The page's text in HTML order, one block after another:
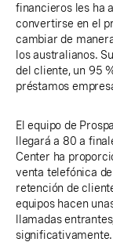
financieros les ha
convertirse en el
cambiar de
los australianos.
del cliente, un 95
préstamos
El equipo de
llegará a 80 a
Center ha
venta telefónica
retención de
equipos hacen
llamadas
significativamente.